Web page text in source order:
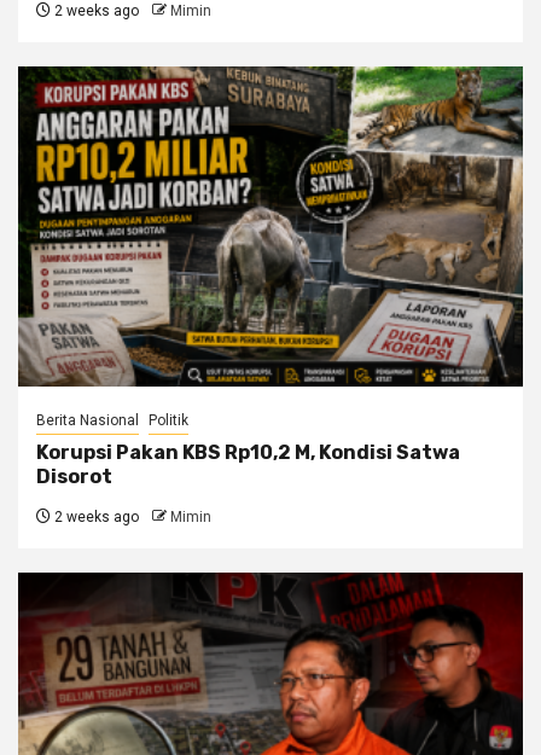
2 weeks ago Mimin
Berita Nasional Politik
Korupsi Pakan KBS Rp10,2 M, Kondisi Satwa
Disorot
2 weeks ago Mimin